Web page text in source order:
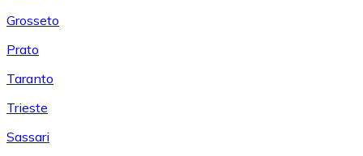
Grosseto
Prato
Taranto
Trieste
Sassari